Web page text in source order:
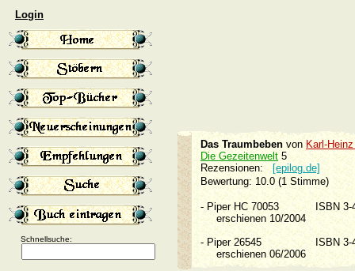
Login
Schnellsuche:
Das Traumbeben vonKarl-
Die Gezeitenwelt 5
Rezensionen:[epilog.de]
Bewertung: 10.0 (1 Stimme)
- Piper HC 70053
ISBN
erschienen 10/2004
- Piper 26545
ISBN
erschienen 06/2006